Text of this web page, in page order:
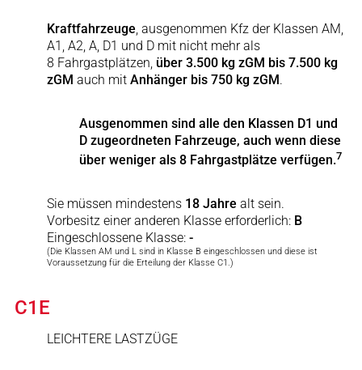
Kraftfahrzeuge, ausgenommen Kfz der Klassen AM,
A1, A2, A, D1 und D mit nicht mehr als
8 Fahrgastplätzen, über 3.500 kg zGM bis 7.500 kg
zGM auch mit Anhänger bis 750 kg zGM.
Ausgenommen sind alle den Klassen D1 und
D zugeordneten Fahrzeuge, auch wenn diese
über weniger als 8 Fahrgastplätze verfügen.7
Sie müssen mindestens 18 Jahre alt sein.
Vorbesitz einer anderen Klasse erforderlich: B
Eingeschlossene Klasse: -
(Die Klassen AM und L sind in Klasse B eingeschlossen und diese ist
Voraussetzung für die Erteilung der Klasse C1.)
C1E
LEICHTERE LASTZÜGE